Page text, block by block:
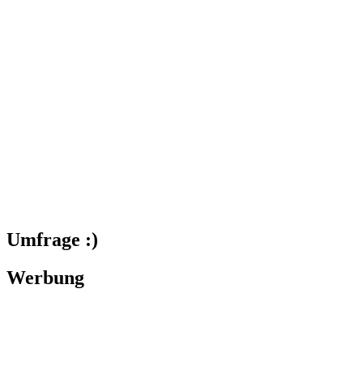
Umfrage :)
Werbung